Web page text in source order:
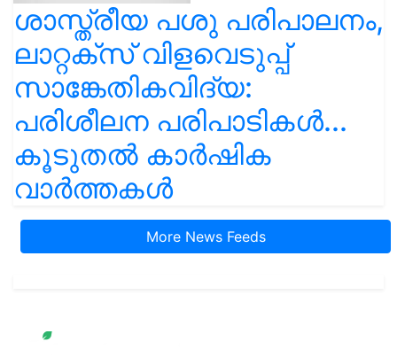
ശാസ്ത്രീയ പശു പരിപാലനം,
ലാറ്റക്സ് വിളവെടുപ്പ്
സാങ്കേതികവിദ്യ:
പരിശീലന പരിപാടികൾ...
കൂടുതൽ കാർഷിക
വാർത്തകൾ
More News Feeds